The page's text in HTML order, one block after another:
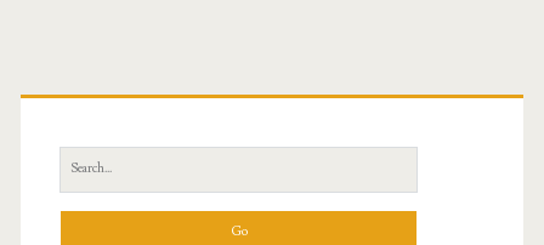
Primary
Sidebar
Search
for: